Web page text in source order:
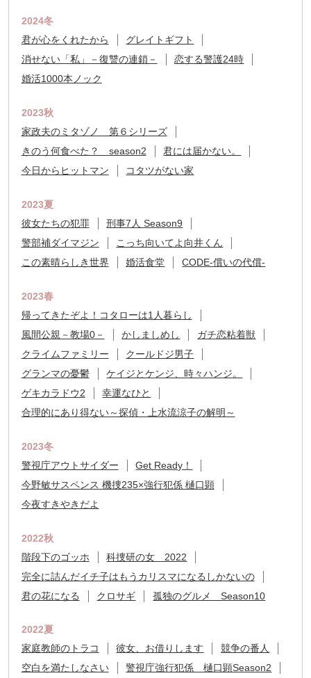
2024冬
君が心をくれたから
グレイトギフト
消せない「私」－復讐の連鎖－
恋する警護24時
婚活1000本ノック
2023秋
家政夫のミタゾノ 第６シリーズ
きのう何食べた？ season2
君には届かない。
今日からヒットマン
コタツがない家
2023夏
彼女たちの犯罪
刑事7人 Season9
警部補ダイマジン
こっち向いてよ向井くん
この素晴らしき世界
婚活食堂 CODE-償いの代償-
2023春
帰ってきたぞよ！コタローは1人暮らし
風間公親－教場0－
かしましめし
ガチ恋粘着獣
クライムファミリー
クールドジ男子
グランマの憂鬱
ケイジとケンジ、時々ハンジ。
ゲキカラドウ2
幸運なひと
合理的にあり得ない～探偵・上水流涼子の解明～
2023冬
警視庁アウトサイダー
Get Ready！
今野敏サスペンス 機捜235×強行犯係 樋口顕
今夜すきやきだよ
2022秋
階段下のゴッホ
科捜研の女 2022
完全に詰んだイチ子はもうカリスマになるしかないの
君の花になる
クロサギ 孤独のグルメ Season10
2022夏
家庭教師のトラコ
彼女、お借りします
競争の番人
空白を満たしなさい
警視庁強行犯係 樋口顕Season2